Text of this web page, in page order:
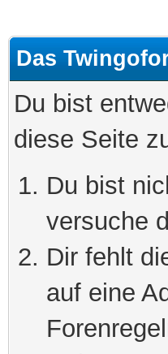
Das
Du bist
diese Seite
Du bist
versuche
Dir fehlt
auf eine